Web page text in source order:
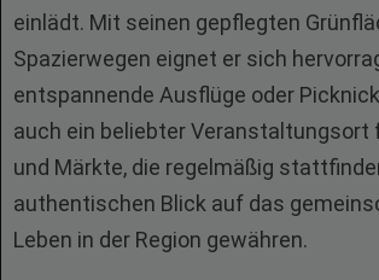
einlädt. Mit seinen gepflegten
Spazierwegen eignet er sich
entspannende Ausflüge oder
auch ein beliebter Veranstaltungsort
und Märkte, die regelmäßig
authentischen Blick auf das
Leben in der Region gewähren.